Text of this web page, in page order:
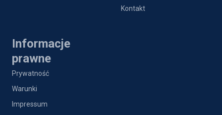
Kontakt
Informacje
prawne
Prywatność
Warunki
Impressum